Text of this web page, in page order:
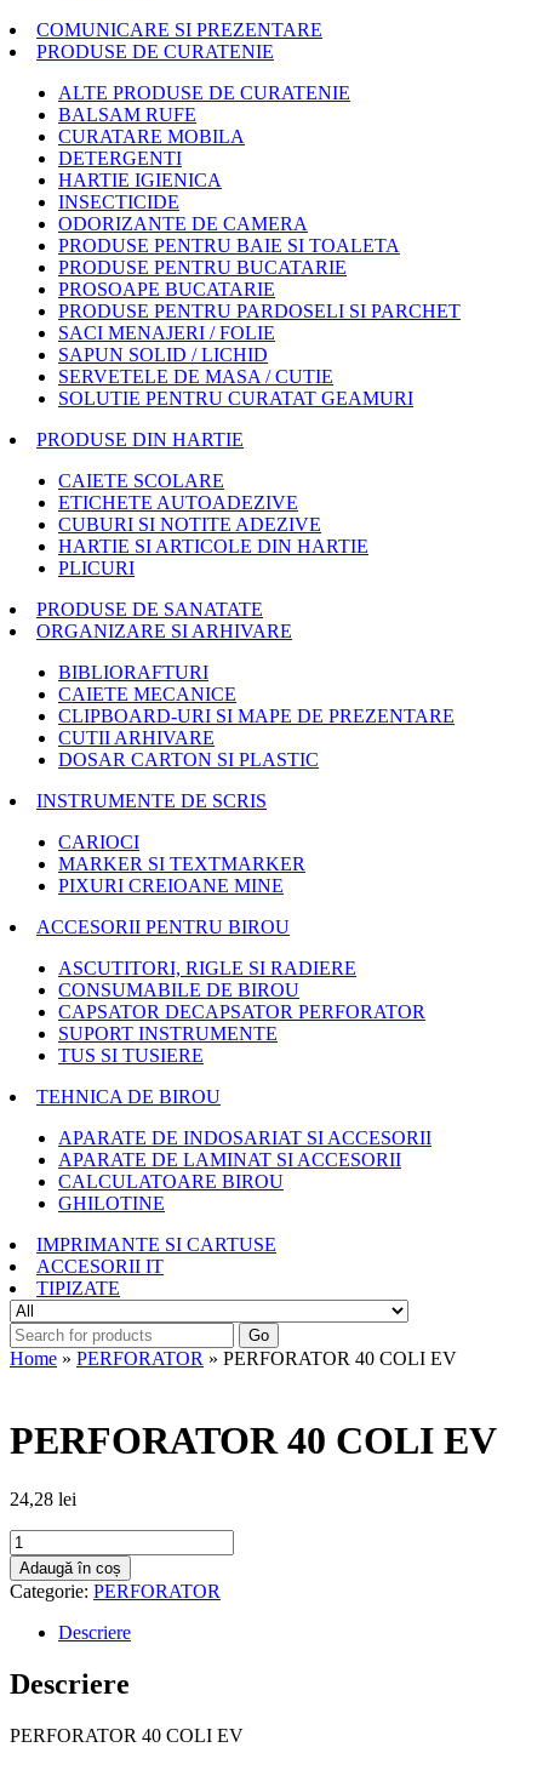
COMUNICARE SI PREZENTARE
PRODUSE DE CURATENIE
ALTE PRODUSE DE CURATENIE
BALSAM RUFE
CURATARE MOBILA
DETERGENTI
HARTIE IGIENICA
INSECTICIDE
ODORIZANTE DE CAMERA
PRODUSE PENTRU BAIE SI TOALETA
PRODUSE PENTRU BUCATARIE
PROSOAPE BUCATARIE
PRODUSE PENTRU PARDOSELI SI PARCHET
SACI MENAJERI / FOLIE
SAPUN SOLID / LICHID
SERVETELE DE MASA / CUTIE
SOLUTIE PENTRU CURATAT GEAMURI
PRODUSE DIN HARTIE
CAIETE SCOLARE
ETICHETE AUTOADEZIVE
CUBURI SI NOTITE ADEZIVE
HARTIE SI ARTICOLE DIN HARTIE
PLICURI
PRODUSE DE SANATATE
ORGANIZARE SI ARHIVARE
BIBLIORAFTURI
CAIETE MECANICE
CLIPBOARD-URI SI MAPE DE PREZENTARE
CUTII ARHIVARE
DOSAR CARTON SI PLASTIC
INSTRUMENTE DE SCRIS
CARIOCI
MARKER SI TEXTMARKER
PIXURI CREIOANE MINE
ACCESORII PENTRU BIROU
ASCUTITORI, RIGLE SI RADIERE
CONSUMABILE DE BIROU
CAPSATOR DECAPSATOR PERFORATOR
SUPORT INSTRUMENTE
TUS SI TUSIERE
TEHNICA DE BIROU
APARATE DE INDOSARIAT SI ACCESORII
APARATE DE LAMINAT SI ACCESORII
CALCULATOARE BIROU
GHILOTINE
IMPRIMANTE SI CARTUSE
ACCESORII IT
TIPIZATE
Go
Home » PERFORATOR » PERFORATOR 40 COLI EV
PERFORATOR 40 COLI EV
24,28 lei
Cantitate
PERFORATOR
40
COLI
Adaugă în coș
Categorie: PERFORATOR
Descriere
Descriere
PERFORATOR 40 COLI EV